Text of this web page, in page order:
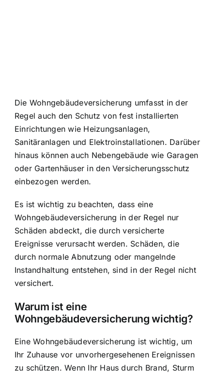
Die Wohngebäudeversicherung umfasst in der
Regel auch den Schutz von fest installierten
Einrichtungen wie Heizungsanlagen,
Sanitäranlagen und Elektroinstallationen. Darüber
hinaus können auch Nebengebäude wie Garagen
oder Gartenhäuser in den Versicherungsschutz
einbezogen werden.
Es ist wichtig zu beachten, dass eine
Wohngebäudeversicherung in der Regel nur
Schäden abdeckt, die durch versicherte
Ereignisse verursacht werden. Schäden, die
durch normale Abnutzung oder mangelnde
Instandhaltung entstehen, sind in der Regel nicht
versichert.
Warum ist eine
Wohngebäudeversicherung wichtig?
Eine Wohngebäudeversicherung ist wichtig, um
Ihr Zuhause vor unvorhergesehenen Ereignissen
zu schützen. Wenn Ihr Haus durch Brand, Sturm